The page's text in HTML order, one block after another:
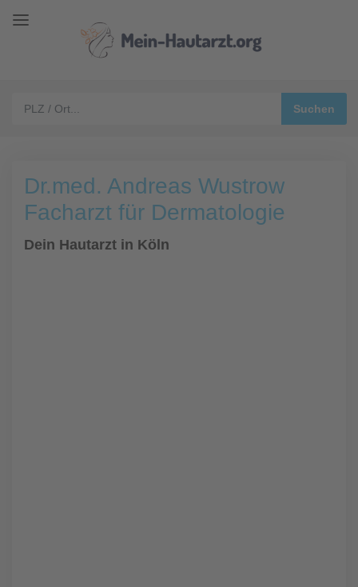
Dr.med. Andreas Wustrow
Facharzt für Dermatologie
Dein Hautarzt in Köln